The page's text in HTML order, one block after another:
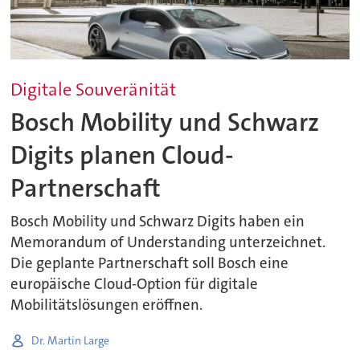
Digitale Souveränität
Bosch Mobility und Schwarz
Digits planen Cloud-
Partnerschaft
Bosch Mobility und Schwarz Digits haben ein
Memorandum of Understanding unterzeichnet.
Die geplante Partnerschaft soll Bosch eine
europäische Cloud-Option für digitale
Mobilitätslösungen eröffnen.
Dr. Martin Large